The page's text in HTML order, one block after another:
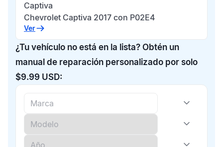
Captiva
Chevrolet Captiva 2017 con P02E4
Ver
¿Tu vehículo no está en la lista? Obtén un
manual de reparación personalizado por solo
$9.99 USD: